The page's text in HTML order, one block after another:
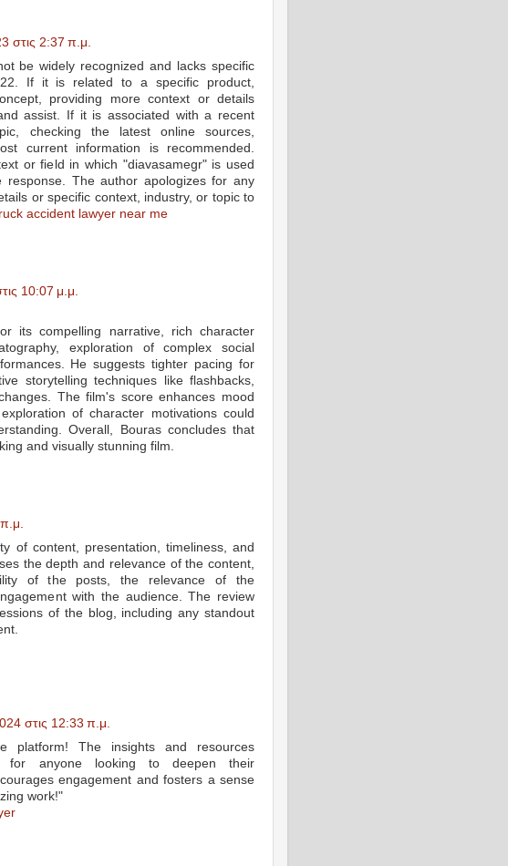
στις 2:37 π.μ.
be widely recognized and lacks specific
If it is related to a specific product,
providing more context or details
assist. If it is associated with a recent
checking the latest online sources,
current information is recommended.
or field in which "diavasamegr" is used
response. The author apologizes for any
or specific context, industry, or topic to
accident lawyer near me
10:07 μ.μ.
its compelling narrative, rich character
exploration of complex social
He suggests tighter pacing for
storytelling techniques like flashbacks,
The film's score enhances mood
of character motivations could
Overall, Bouras concludes that
and visually stunning film.
of content, presentation, timeliness, and
the depth and relevance of the content,
of the posts, the relevance of the
with the audience. The review
of the blog, including any standout
στις 12:33 π.μ.
platform! The insights and resources
for anyone looking to deepen their
engagement and fosters a sense
work!"